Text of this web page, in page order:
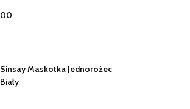
00
Sinsay Maskotka Jednorożec
Biały